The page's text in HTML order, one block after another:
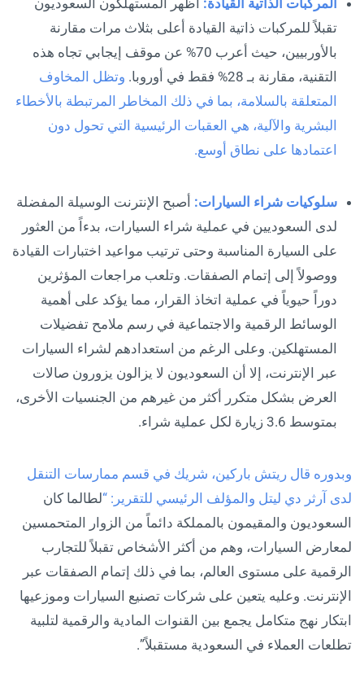
المركبات الذاتية القيادة: أظهر المستهلكون السعوديون
تقبلاً للمركبات ذاتية القيادة أعلى بثلاث مرات مقارنة
بالأوربيين، حيث أعرب 70% عن موقف إيجابي تجاه هذه
التقنية، مقارنة بـ 28% فقط في أوروبا.
وتظل المخاوف
المتعلقة بالسلامة، بما في ذلك المخاطر المرتبطة بالأخطاء
البشرية والآلية، هي العقبات الرئيسية التي تحول دون
اعتمادها على نطاق أوسع.
سلوكيات شراء السيارات: أصبح الإنترنت الوسيلة المفضلة
لدى السعوديين في عملية شراء السيارات، بدءاً من العثور
على السيارة المناسبة وحتى ترتيب مواعيد اختبارات القيادة
ووصولاً إلى إتمام الصفقات. وتلعب مراجعات المؤثرين
دوراً حيوياً في عملية اتخاذ القرار، مما يؤكد على أهمية
الوسائط الرقمية والاجتماعية في رسم ملامح تفضيلات
المستهلكين. وعلى الرغم من استعدادهم لشراء السيارات
عبر الإنترنت، إلا أن السعوديون لا يزالون يزورون صالات
العرض بشكل متكرر أكثر من غيرهم من الجنسيات الأخرى،
بمتوسط 3.6 زيارة لكل عملية شراء.
وبدوره قال ريتش باركين، شريك في قسم ممارسات التنقل
لدى آرثر دي ليتل والمؤلف الرئيسي للتقرير: “لطالما كان
السعوديون والمقيمون بالمملكة دائماً من الزوار المتحمسين
لمعارض السيارات، وهم من أكثر الأشخاص تقبلاً للتجارب
الرقمية على مستوى العالم، بما في ذلك إتمام الصفقات عبر
الإنترنت. وعليه يتعين على شركات تصنيع السيارات وموزعيها
ابتكار نهج متكامل يجمع بين القنوات المادية والرقمية لتلبية
تطلعات العملاء في السعودية مستقبلاً”.